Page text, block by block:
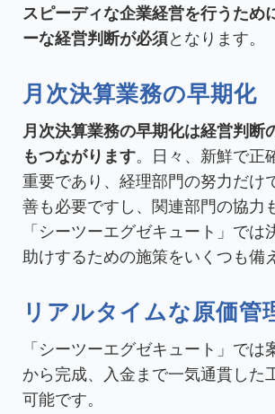
スピーディな企業経営を行うため
ーな経営判断が必須となります。
月次決算業務の早期化
月次決算業務の早期化は経営判断
もつながります。日々、新鮮で正
重要であり、経理部門の努力だけ
善も必要ですし、関連部門の協力
「シーツーエグゼキュート」では
助けするための施策をいくつも備
リアルタイムな原価管
「シーツーエグゼキュート」では
から完成、入金まで一気通貫した
可能です。